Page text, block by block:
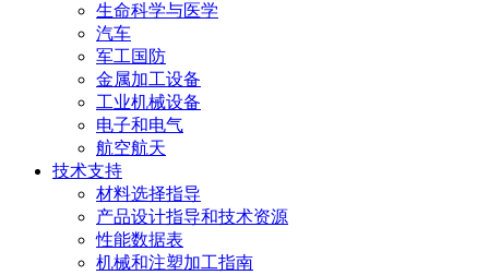
生命科学与医学
汽车
军工国防
金属加工设备
工业机械设备
电子和电气
航空航天
技术支持
材料选择指导
产品设计指导和技术资源
性能数据表
机械和注塑加工指南